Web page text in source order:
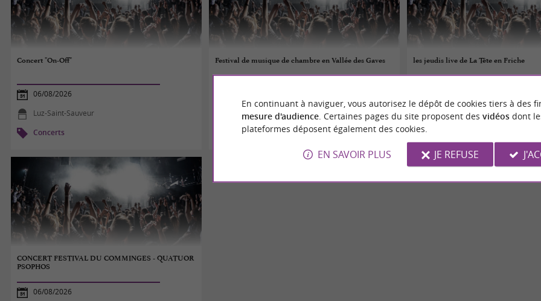
Concert "On-Off"
06/08/2026
Luz-Saint-Sauveur
Concerts
Festival de musique de chambre en Vallée des Gaves
Gèdre
Concerts
les jeudis live de La Tête en Friche
Bagnères-de-Bigorre
CONCERT FESTIVAL DU COMMINGES - QUATUOR
PSOPHOS
06/08/2026
En continuant à naviguer, vous autorisez le dépôt de cookies tiers à des
mesure d'audience. Certaines pages du site proposent des vidéosdont
plateformes déposent également des cookies.
EN SAVOIR PLUS JE REFUSE